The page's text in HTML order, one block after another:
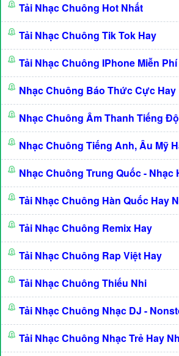
Tải Nhạc Chuông Hot Nhất
Tải Nhạc Chuông Tik Tok Hay
Tải Nhạc Chuông IPhone Miễn Phí
Nhạc Chuông Báo Thức Cực Hay
Nhạc Chuông Âm Thanh Tiếng
Nhạc Chuông Tiếng Anh, Âu Mỹ
Nhạc Chuông Trung Quốc - Nhạc
Tải Nhạc Chuông Hàn Quốc Hay
Tải Nhạc Chuông Remix Hay
Tải Nhạc Chuông Rap Việt Hay
Tải Nhạc Chuông Thiếu Nhi
Tải Nhạc Chuông Nhạc DJ -
Tải Nhạc Chuông Nhạc Trẻ Hay